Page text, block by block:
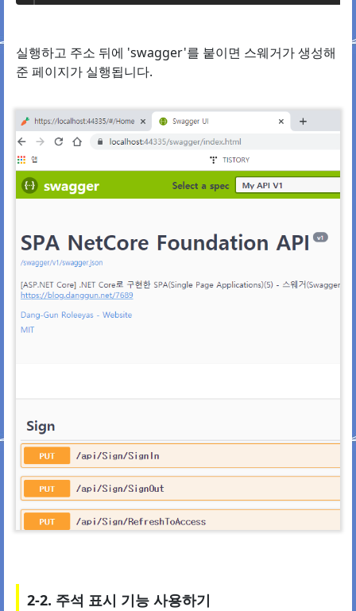
실행하고 주소 뒤에 'swagger'를 붙이면 스웨거가 생성해
준 페이지가 실행됩니다.
2-2. 주석 표시 기능 사용하기